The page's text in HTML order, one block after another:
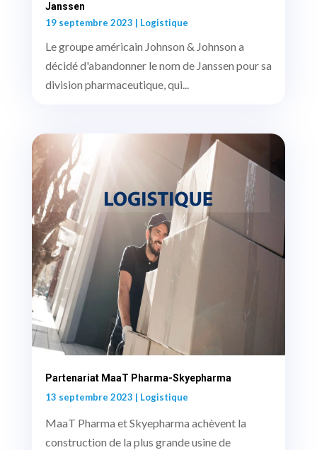
Janssen
19 septembre 2023 | Logistique
Le groupe américain Johnson & Johnson a
décidé d'abandonner le nom de Janssen pour sa
division pharmaceutique, qui...
Partenariat MaaT Pharma-Skyepharma
13 septembre 2023 | Logistique
MaaT Pharma et Skyepharma achèvent la
construction de la plus grande usine de